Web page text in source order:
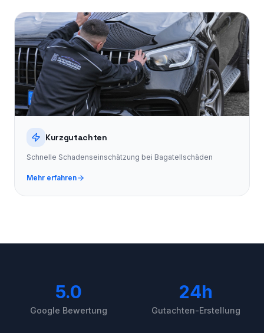
Kurzgutachten
Schnelle Schadenseinschätzung bei Bagatellschäden
Mehr erfahren
5.0
Google Bewertung
24h
Gutachten-Erstellung